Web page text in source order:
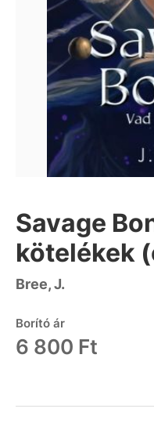
Savage
kötelékek
Bree, J.
Borító ár
6 800 Ft